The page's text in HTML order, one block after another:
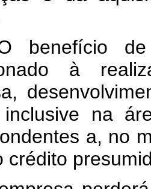
benefício
à
inclusive na
a, no
crédito